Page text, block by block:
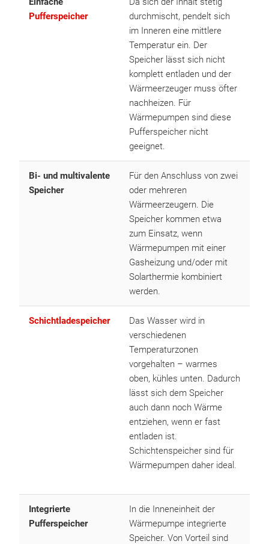
Pufferspeicher
durchmischt, pendelt sich
im Inneren eine mittlere
Temperatur ein. Der
Speicher lässt sich nicht
komplett entladen und der
Wärmeerzeuger muss öfter
nachheizen. Für
Wärmepumpen sind diese
Pufferspeicher nicht
geeignet.
Bi- und multivalente
Speicher
Für den Anschluss von zwei
oder mehreren
Wärmeerzeugern. Die
Speicher kommen etwa
zum Einsatz, wenn
Wärmepumpen mit einer
Gasheizung und/oder mit
Solarthermie kombiniert
werden.
Schichtladespeicher
Das Wasser wird in
verschiedenen
Temperaturzonen
vorgehalten – warmes
oben, kühles unten. Dadurch
lässt sich dem Speicher
auch dann noch Wärme
entziehen, wenn er fast
entladen ist.
Schichtenspeicher sind für
Wärmepumpen daher ideal.
Integrierte
Pufferspeicher
In die Inneneinheit der
Wärmepumpe integrierte
Speicher. Von Vorteil sind